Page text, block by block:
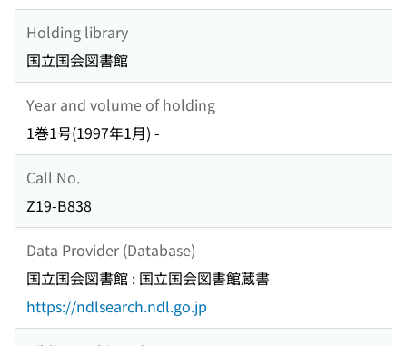
Holding library
国立国会図書館
Year and volume of holding
1巻1号(1997年1月) -
Call No.
Z19-B838
Data Provider (Database)
国立国会図書館 : 国立国会図書館蔵書
https://ndlsearch.ndl.go.jp